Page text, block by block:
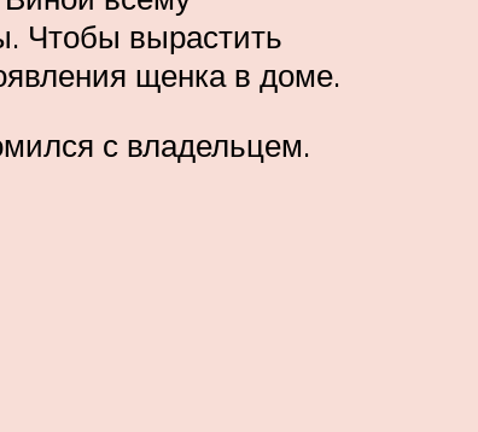
Чтобы вырастить
щенка в доме.
с владельцем.